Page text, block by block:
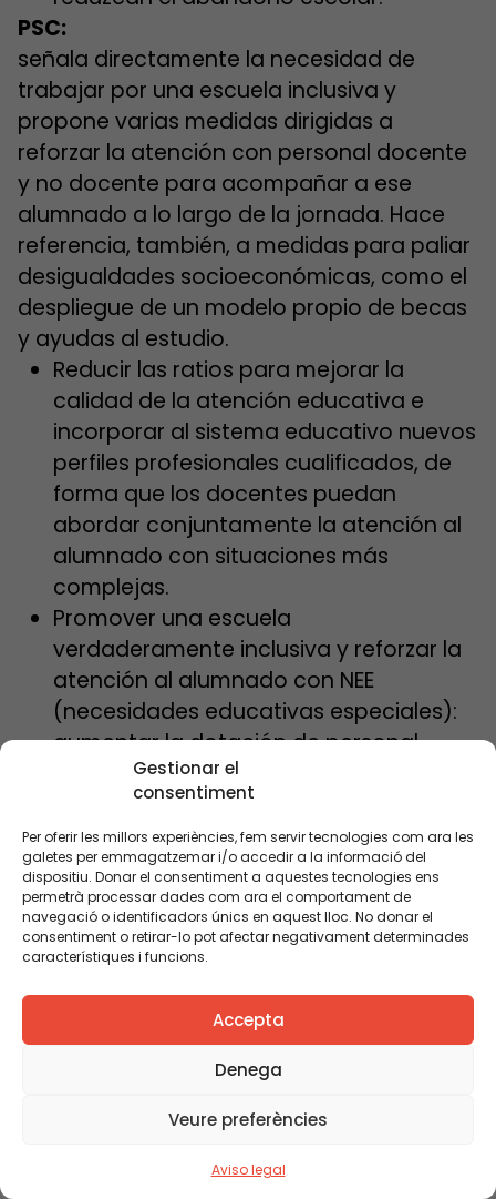
Gestionar el
consentiment
Per oferir les millors experiències, fem servir tecnologies com ara les
galetes per emmagatzemar i/o accedir a la informació del
dispositiu. Donar el consentiment a aquestes tecnologies ens
permetrà processar dades com ara el comportament de
navegació o identificadors únics en aquest lloc. No donar el
consentiment o retirar-lo pot afectar negativament determinades
característiques i funcions.
Accepta
Denega
Veure preferències
Aviso legal
PSC:
señala directamente la necesidad de
trabajar por una escuela inclusiva y
propone varias medidas dirigidas a
reforzar la atención con personal docente
y no docente para acompañar a ese
alumnado a lo largo de la jornada. Hace
referencia, también, a medidas para paliar
desigualdades socioeconómicas, como el
despliegue de un modelo propio de becas
y ayudas al estudio.
Reducir las ratios para mejorar la
calidad de la atención educativa e
incorporar al sistema educativo nuevos
perfiles profesionales cualificados, de
forma que los docentes puedan
abordar conjuntamente la atención al
alumnado con situaciones más
complejas.
Promover una escuela
verdaderamente inclusiva y reforzar la
atención al alumnado con NEE
(necesidades educativas especiales):
aumentar la dotación de personal
docente y no docente para reforzar la
atención educativa del alumnado con
NEE en las escuelas y los institutos,
tanto en horario lectivo como en
horario no lectivo (salidas y colonias,
espacio de comedor, extraescolares,
etc.); ampliar la formación permanente
de los docentes para afrontar las
nuevas necesidades presentes de
manera creciente a las aulas; publicar
un mapa de recursos de la escuela
inclusiva para que estos se desplacen
revés, e impulsar una campaña dirigida